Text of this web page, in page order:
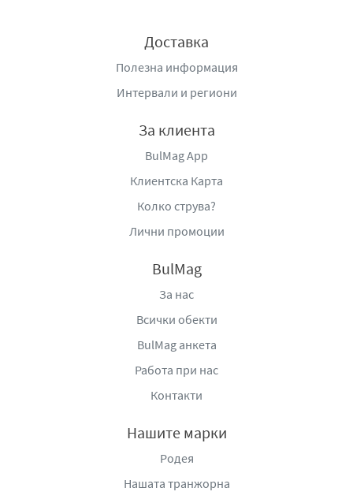
Доставка
Полезна информация
Интервали и региони
За клиента
BulMag App
Клиентска Карта
Колко струва?
Лични промоции
BulMag
За нас
Всички обекти
BulMag анкета
Работа при нас
Контакти
Нашите марки
Родея
Нашата транжорна